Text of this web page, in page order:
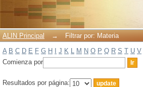
ALIN Principal →
Filtrar por: Materia
A B C D E F G H J K L M N O P Q R S T U V
Comienza por
Resultados por página: